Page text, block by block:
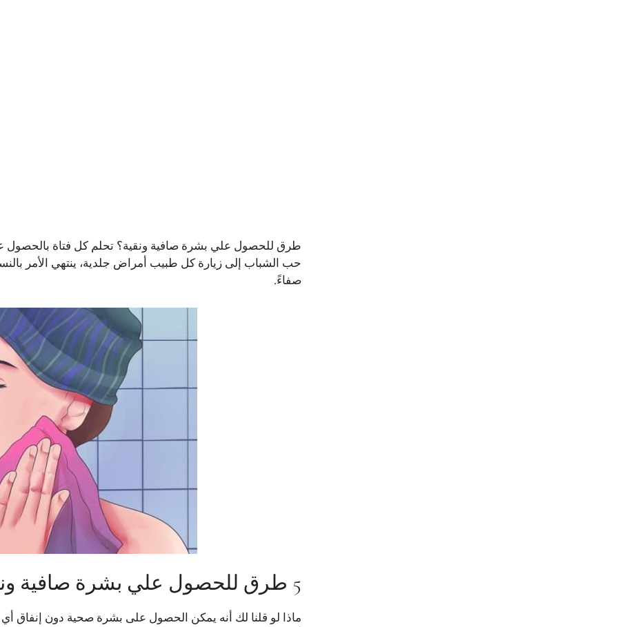
طرق للحصول علي بشرة صافية ونقية؟ تحلم كل فتاة بالحصول
حب الشباب إلى زيارة كل طبيب أمراض جلدية، ينتهي الأمر
صفاءً.
5 طرق للحصول علي بشرة صافية ونقية
ماذا لو قلنا لك أنه يمكن الحصول على بشرة صحية دون إنفاق